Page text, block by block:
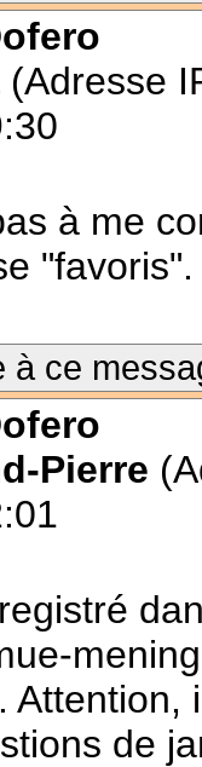
(Adresse
à me
à ce
Pierre
de